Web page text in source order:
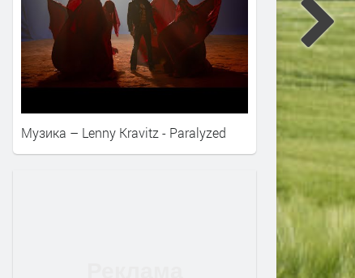
Умишлено убийство разследва
смолянската полиция,
намереният в гората край
Турян мъж бил удушен
Задържаха двама мъже
убийството на 53-
Валентина Христозова от
Харманли
Музика – Lenny Kravitz - Paralyzed